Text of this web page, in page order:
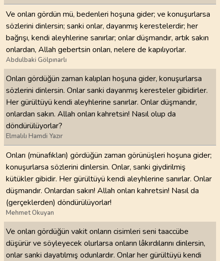
Ve onları gördün mü, bedenleri hoşuna gider; ve konuşurlarsa
sözlerini dinlersin; sanki onlar, dayanmış kerestelerdir; her
bağrışı, kendi aleyhlerine sanırlar; onlar düşmandır, artık sakın
onlardan, Allah gebertsin onları, nelere de kapılıyorlar.
Abdulbaki Gölpınarlı
Onları gördüğün zaman kalıpları hoşuna gider, konuşurlarsa
sözlerini dinlersin. Onlar sanki dayanmış keresteler gibidirler.
Her gürültüyü kendi aleyhlerine sanırlar. Onlar düşmandır,
onlardan sakın. Allah onları kahretsin! Nasıl olup da
döndürülüyorlar?
Elmalılı Hamdi Yazır
Onları (münafıkları) gördüğün zaman görünüşleri hoşuna gider;
konuşurlarsa sözlerini dinlersin. Onlar, sanki giydirilmiş
kütükler gibidir. Her gürültüyü kendi aleyhlerine sanırlar. Onlar
düşmandır. Onlardan sakın! Allah onları kahretsin! Nasıl da
(gerçeklerden) döndürülüyorlar!
Mehmet Okuyan
Ve onları gördüğün vakit onların cisimleri seni taaccübe
düşürür ve söyleyecek olurlarsa onların lâkırdılarını dinlersin,
onlar sanki dayatılmış odunlardır. Onlar her gürültüyü kendi